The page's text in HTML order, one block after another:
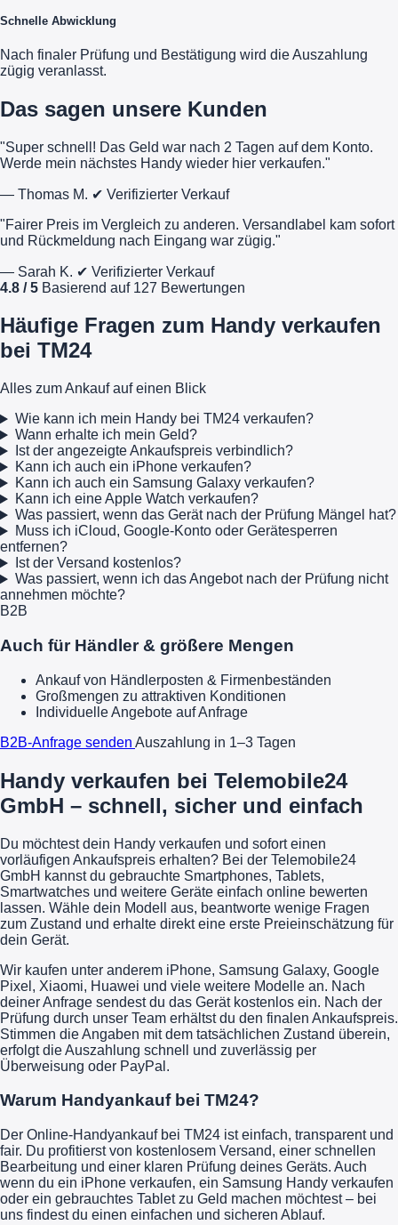
Schnelle Abwicklung
Nach finaler Prüfung und Bestätigung wird die Auszahlung
zügig veranlasst.
Das sagen unsere Kunden
"Super schnell! Das Geld war nach 2 Tagen auf dem Konto.
Werde mein nächstes Handy wieder hier verkaufen."
— Thomas M. ✔ Verifizierter Verkauf
"Fairer Preis im Vergleich zu anderen. Versandlabel kam sofort
und Rückmeldung nach Eingang war zügig."
— Sarah K. ✔ Verifizierter Verkauf
4.8 / 5 Basierend auf 127 Bewertungen
Häufige Fragen zum Handy verkaufen
bei TM24
Alles zum Ankauf auf einen Blick
Wie kann ich mein Handy bei TM24 verkaufen?
Wann erhalte ich mein Geld?
Ist der angezeigte Ankaufspreis verbindlich?
Kann ich auch ein iPhone verkaufen?
Kann ich auch ein Samsung Galaxy verkaufen?
Kann ich eine Apple Watch verkaufen?
Was passiert, wenn das Gerät nach der Prüfung Mängel hat?
Muss ich iCloud, Google-Konto oder Gerätesperren
entfernen?
Ist der Versand kostenlos?
Was passiert, wenn ich das Angebot nach der Prüfung nicht
annehmen möchte?
B2B
Auch für Händler & größere Mengen
Ankauf von Händlerposten & Firmenbeständen
Großmengen zu attraktiven Konditionen
Individuelle Angebote auf Anfrage
B2B-Anfrage senden Auszahlung in 1–3 Tagen
Handy verkaufen bei Telemobile24
GmbH – schnell, sicher und einfach
Du möchtest dein Handy verkaufen und sofort einen
vorläufigen Ankaufspreis erhalten? Bei der Telemobile24
GmbH kannst du gebrauchte Smartphones, Tablets,
Smartwatches und weitere Geräte einfach online bewerten
lassen. Wähle dein Modell aus, beantworte wenige Fragen
zum Zustand und erhalte direkt eine erste Preieinschätzung für
dein Gerät.
Wir kaufen unter anderem iPhone, Samsung Galaxy, Google
Pixel, Xiaomi, Huawei und viele weitere Modelle an. Nach
deiner Anfrage sendest du das Gerät kostenlos ein. Nach der
Prüfung durch unser Team erhältst du den finalen Ankaufspreis.
Stimmen die Angaben mit dem tatsächlichen Zustand überein,
erfolgt die Auszahlung schnell und zuverlässig per
Überweisung oder PayPal.
Warum Handyankauf bei TM24?
Der Online-Handyankauf bei TM24 ist einfach, transparent und
fair. Du profitierst von kostenlosem Versand, einer schnellen
Bearbeitung und einer klaren Prüfung deines Geräts. Auch
wenn du ein iPhone verkaufen, ein Samsung Handy verkaufen
oder ein gebrauchtes Tablet zu Geld machen möchtest – bei
uns findest du einen einfachen und sicheren Ablauf.